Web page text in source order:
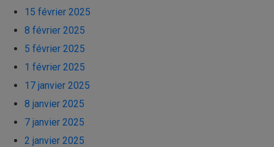
15 février 2025
8 février 2025
5 février 2025
1 février 2025
17 janvier 2025
8 janvier 2025
7 janvier 2025
2 janvier 2025